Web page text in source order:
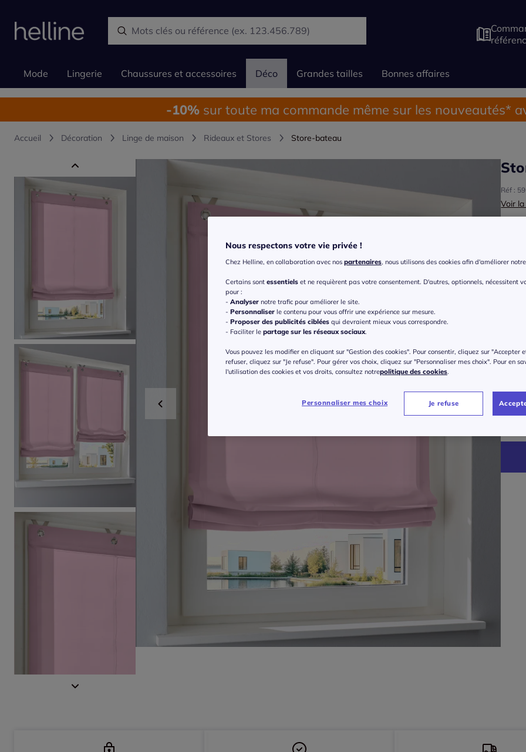
Mode Lingerie Chaussures et accessoires Déco Grandes tailles Bonnes affaires
-10% sur toute ma commande même sur les nouveautés*
Accueil Décoration Linge de maison Rideaux et Stores Store-bateau
Réf :
Voir
à
+ 0,13
Nous respectons votre vie privée !
Chez Helline, en collaboration avec nos partenaires, nous utilisons des cookies afin d'améliorer
Certains sont essentiels et ne requièrent pas votre consentement. D'autres, optionnels, nécessitent
pour :
- Analyser notre trafic pour améliorer le site.
- Personnaliser le contenu pour vous offrir une expérience sur mesure.
- Proposer des publicités ciblées qui devraient mieux vous correspondre.
- Faciliter le partage sur les réseaux sociaux.
Vous pouvez les modifier en cliquant sur "Gestion des cookies". Pour consentir, cliquez sur "Accepter
refuser, cliquez sur "Je refuse". Pour gérer vos choix, cliquez sur "Personnaliser mes choix". Pour en
l'utilisation des cookies et vos droits, consultez notrepolitique des cookies.
Personnaliser mes choix Je refuse